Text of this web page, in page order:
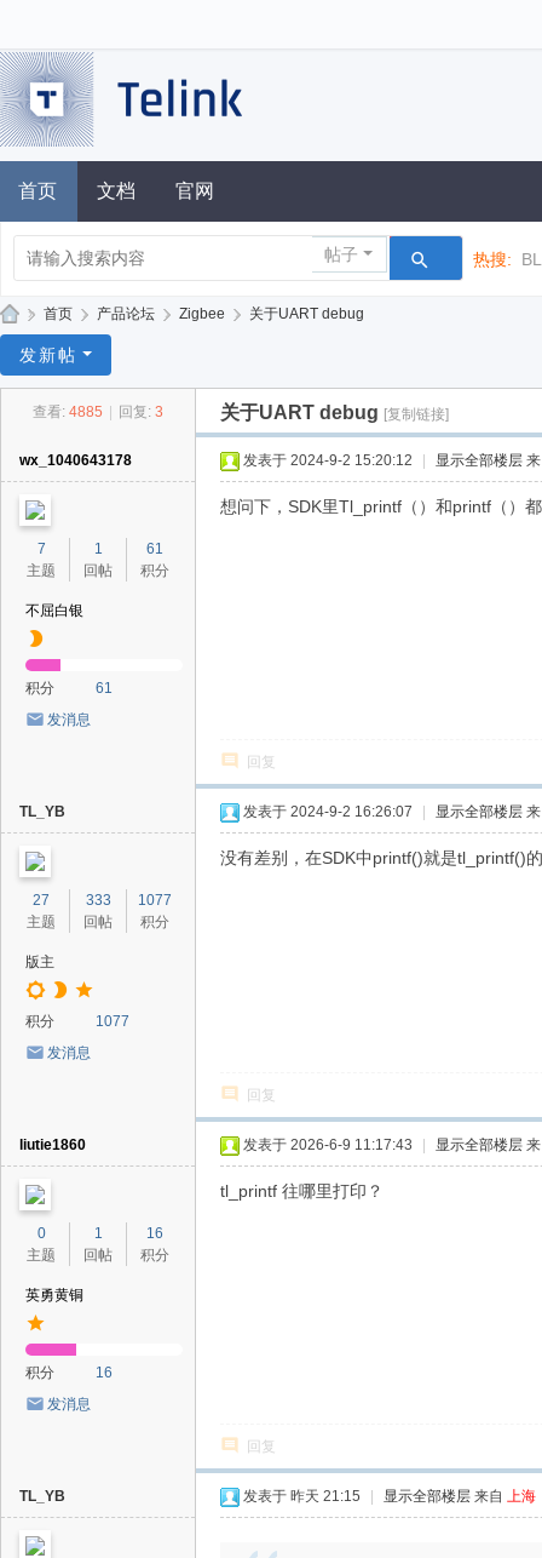
首页 文档 官网
帖子 热搜:
凌
» 首页 › 产品论坛 › Zigbee › 关于UART debug
发新帖
查看: 4885 回复: 3 关于UART debug [复制链接]
wx_1040643178
7
主题
1
回帖
61
积分
不屈白银
积分
61
发消息
发表于 2024-9-2 15:20:12 显示全部楼层
想问下，SDK里Tl_printf（）和printf（）
回复
TL_YB
27
主题
333
回帖
1077
积分
版主
积分
1077
发消息
发表于 2024-9-2 16:26:07 显示全部楼层
没有差别，在SDK中printf()就是tl_printf()
回复
liutie1860
0
主题
1
回帖
16
积分
英勇黄铜
积分
16
发消息
发表于 2026-6-9 11:17:43 显示全部楼层
tl_printf 往哪里打印？
回复
TL_YB 发表于 昨天 21:15 显示全部楼层 来自 上海